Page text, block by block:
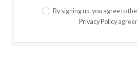
By signing up, you agree to
Privacy Policy